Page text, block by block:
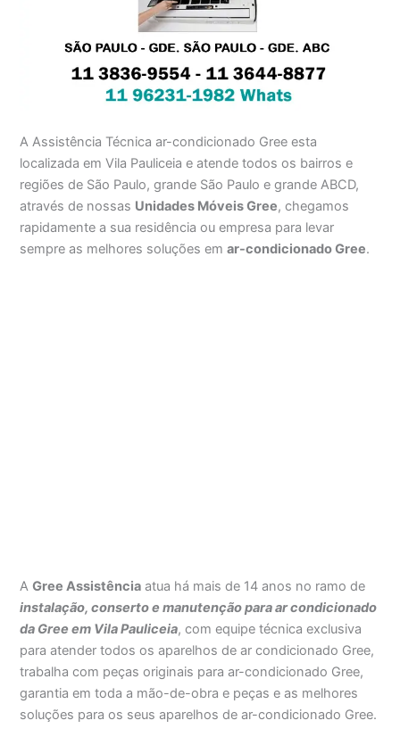
A Assistência Técnica ar-condicionado Gree esta
localizada em Vila Pauliceia e atende todos os bairros e
regiões de São Paulo, grande São Paulo e grande ABCD,
através de nossas Unidades Móveis Gree, chegamos
rapidamente a sua residência ou empresa para levar
sempre as melhores soluções emar-condicionado Gree.
AGree Assistência atua há mais de 14 anos no ramo de
instalação, conserto e manutenção para ar condicionado
da Gree em Vila Pauliceia, com equipe técnica exclusiva
para atender todos os aparelhos de ar condicionado Gree,
trabalha com peças originais para ar-condicionado Gree,
garantia em toda a mão-de-obra e peças e as melhores
soluções para os seus aparelhos de ar-condicionado Gree.